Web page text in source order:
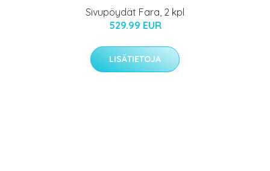
Sivupöydät Fara, 2 kpl
529.99 EUR
LISÄTIETOJA